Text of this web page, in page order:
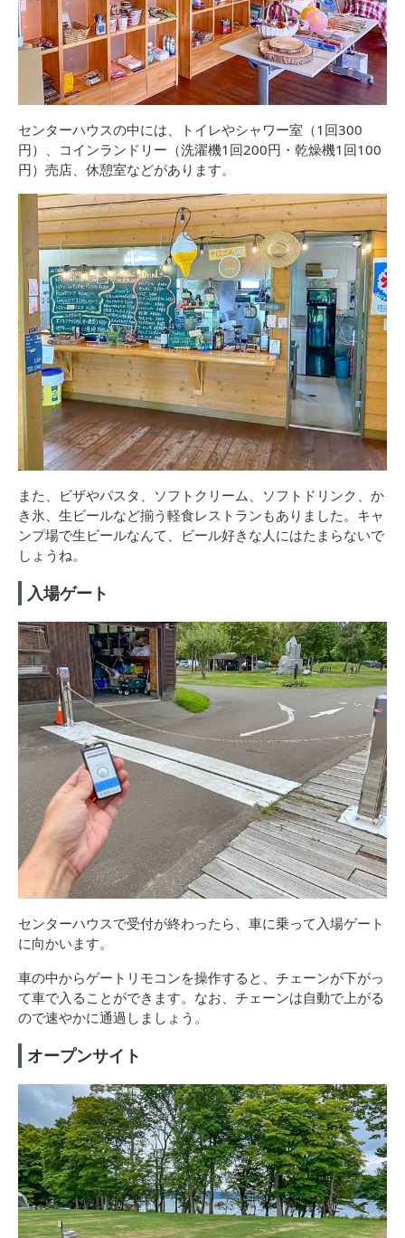
センターハウスの中には、トイレやシャワー室（1回300
円）、コインランドリー（洗濯機1回200円・乾燥機1回100
円）売店、休憩室などがあります。
また、ビザやパスタ、ソフトクリーム、ソフトドリンク、か
き氷、生ビールなど揃う軽食レストランもありました。キャ
ンプ場で生ビールなんて、ビール好きな人にはたまらないで
しょうね。
入場ゲート
センターハウスで受付が終わったら、車に乗って入場ゲート
に向かいます。
車の中からゲートリモコンを操作すると、チェーンが下がっ
て車で入ることができます。なお、チェーンは自動で上がる
ので速やかに通過しましょう。
オープンサイト